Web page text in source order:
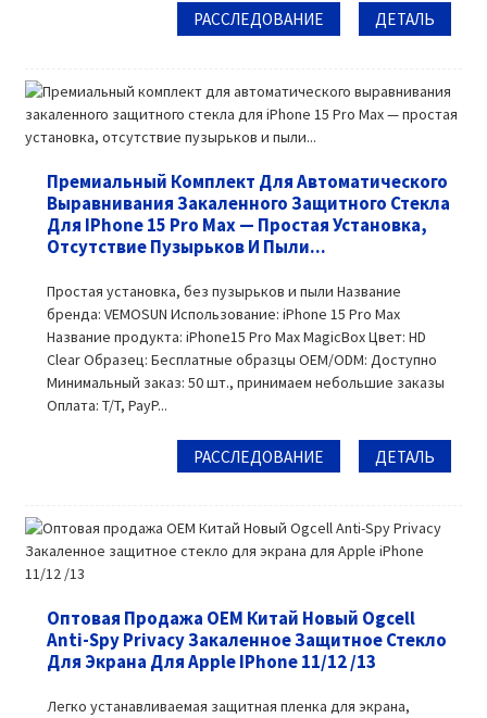
РАССЛЕДОВАНИЕ ДЕТАЛЬ
Премиальный Комплект Для Автоматического
Выравнивания Закаленного Защитного Стекла
Для IPhone 15 Pro Max — Простая Установка,
Отсутствие Пузырьков И Пыли...
Простая установка, без пузырьков и пыли Название
бренда: VEMOSUN Использование: iPhone 15 Pro Max
Название продукта: iPhone15 Pro Max MagicBox Цвет: HD
Clear Образец: Бесплатные образцы OEM/ODM: Доступно
Минимальный заказ: 50 шт., принимаем небольшие заказы
Оплата: T/T, PayP...
РАССЛЕДОВАНИЕ ДЕТАЛЬ
Оптовая Продажа OEM Китай Новый Ogcell
Anti-Spy Privacy Закаленное Защитное Стекло
Для Экрана Для Apple IPhone 11/12 /13
Легко устанавливаемая защитная пленка для экрана,